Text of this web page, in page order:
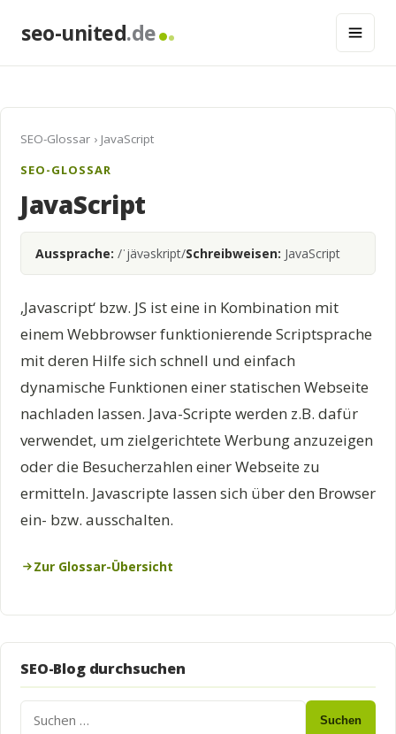
seo-united.de
SEO-Glossar › JavaScript
SEO-GLOSSAR
JavaScript
Aussprache: /ˈjävəskript/Schreibweisen: JavaScript
‚Javascript‘ bzw. JS ist eine in Kombination mit
einem Webbrowser funktionierende Scriptsprache
mit deren Hilfe sich schnell und einfach
dynamische Funktionen einer statischen Webseite
nachladen lassen. Java-Scripte werden z.B. dafür
verwendet, um zielgerichtete Werbung anzuzeigen
oder die Besucherzahlen einer Webseite zu
ermitteln. Javascripte lassen sich über den Browser
ein- bzw. ausschalten.
Zur Glossar-Übersicht
SEO-Blog durchsuchen
Suchen